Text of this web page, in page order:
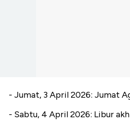
- Jumat, 3 April 2026: Jumat
- Sabtu, 4 April 2026: Libur